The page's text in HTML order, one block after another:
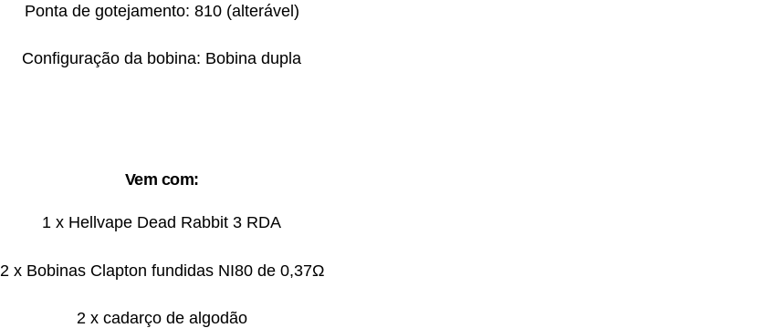
Ponta de gotejamento: 810 (alterável)
Configuração da bobina: Bobina dupla
Vem com:
1 x Hellvape Dead Rabbit 3 RDA
2 x Bobinas Clapton fundidas NI80 de 0,37Ω
2 x cadarço de algodão